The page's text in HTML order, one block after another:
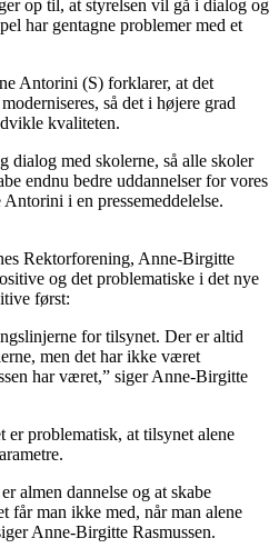
op til, at styrelsen vil gå i dialog og
har gentagne problemer med et
Antorini (S) forklarer, at det
så det i højere grad
kvaliteten.
dialog med skolerne, så alle skoler
endnu bedre uddannelser for vores
i en pressemeddelelse.
Rektorforening, Anne-Birgitte
og det problematiske i det nye
først:
for tilsynet. Der er altid
men det har ikke været
har været,” siger Anne-Birgitte
er problematisk, at tilsynet alene
almen dannelse og at skabe
får man ikke med, når man alene
Anne-Birgitte Rasmussen.